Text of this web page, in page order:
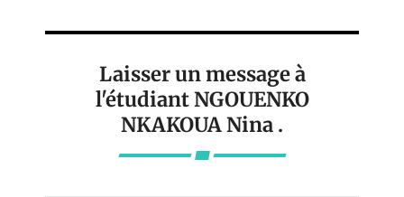
Laisser un message à
l'étudiant NGOUENKO
NKAKOUA Nina .